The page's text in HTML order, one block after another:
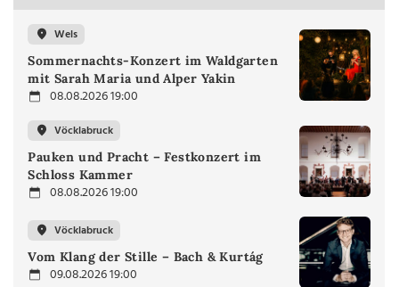
Wels
Sommernachts-Konzert im Waldgarten
mit Sarah Maria und Alper Yakin
08.08.2026 19:00
Vöcklabruck
Pauken und Pracht – Festkonzert im
Schloss Kammer
08.08.2026 19:00
Vöcklabruck
Vom Klang der Stille – Bach & Kurtág
09.08.2026 19:00